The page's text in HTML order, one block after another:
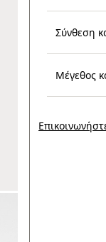
Σύνθεση
Μέγεθος